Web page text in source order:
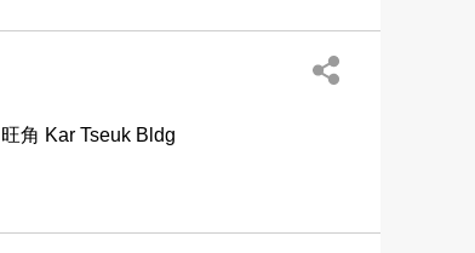
旺角 Kar Tseuk Bldg